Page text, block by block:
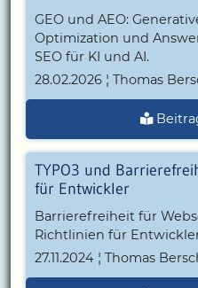
GEO und AEO:
Optimization und
SEO für KI und AI.
28.02.2026 ¦ Thomas
TYPO3 und
für Entwickler
Barrierefreiheit für
Richtlinien für
27.11.2024 ¦ Thomas